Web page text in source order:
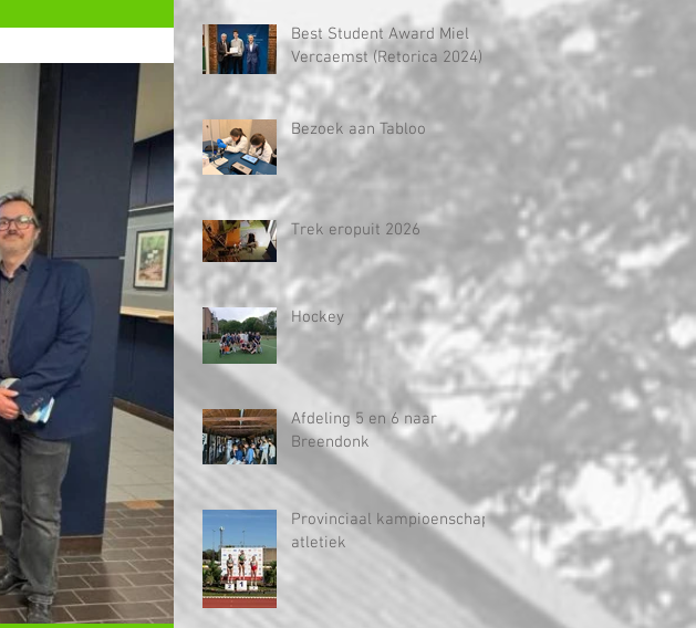
Best Student Award Miel
Vercaemst (Retorica 2024)
Bezoek aan Tabloo
Trek eropuit 2026
Hockey
Afdeling 5 en 6 naar
Breendonk
Provinciaal kampioenschap
atletiek